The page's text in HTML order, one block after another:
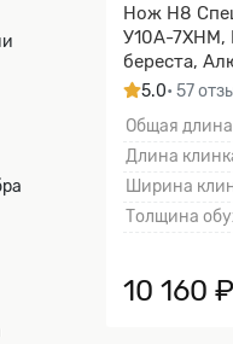
Нож Н8
У10А-7ХНМ,
береста,
5.0• 57
Общая
Длина
Ширина
Толщина
10 160 ₽